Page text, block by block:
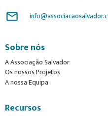
mail_outline
Sobre nós
A Associação Salvador
Os nossos Projetos
A nossa Equipa
Recursos